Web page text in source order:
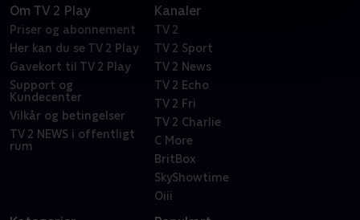
Om TV 2 Play
Priser og abonnement
Her kan du se TV 2 Play
Gavekort til TV 2 Play
Support og
Kundecenter
Vilkår og betingelser
TV 2 NEWS i offentligt
rum
Kanaler
TV 2
TV 2 Sport
TV 2 News
TV 2 Echo
TV 2 Fri
TV 2 Charlie
C More
BritBox
SkyShowtime
Oiii